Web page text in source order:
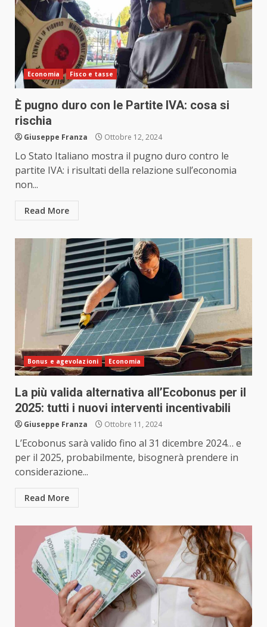
Economia Fisco e tasse
È pugno duro con le Partite IVA: cosa si
rischia
Giuseppe Franza Ottobre 12, 2024
Lo Stato Italiano mostra il pugno duro contro le
partite IVA: i risultati della relazione sull’economia
non...
Read More
Bonus e agevolazioni Economia
La più valida alternativa all’Ecobonus per il
2025: tutti i nuovi interventi incentivabili
Giuseppe Franza Ottobre 11, 2024
L’Ecobonus sarà valido fino al 31 dicembre 2024… e
per il 2025, probabilmente, bisognerà prendere in
considerazione...
Read More